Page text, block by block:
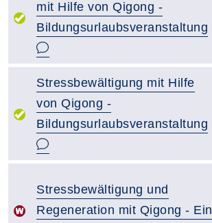
mit Hilfe von Qigong -
Bildungsurlaubsveranstaltung
Stressbewältigung mit Hilfe
von Qigong -
Bildungsurlaubsveranstaltung
Stressbewältigung und
Regeneration mit Qigong - Ein